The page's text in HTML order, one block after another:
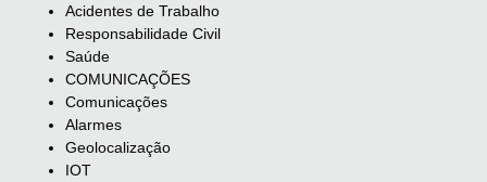
Acidentes de Trabalho
Responsabilidade Civil
Saúde
COMUNICAÇÕES
Comunicações
Alarmes
Geolocalização
IOT